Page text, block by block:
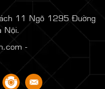
11 Ngõ 1295 Đường
Nội.
-